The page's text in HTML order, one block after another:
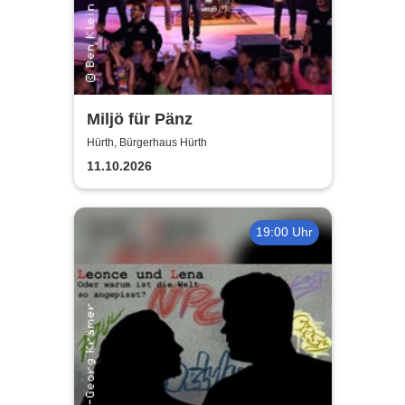
Miljö für Pänz
Hürth, Bürgerhaus Hürth
11.10.2026
19:00 Uhr